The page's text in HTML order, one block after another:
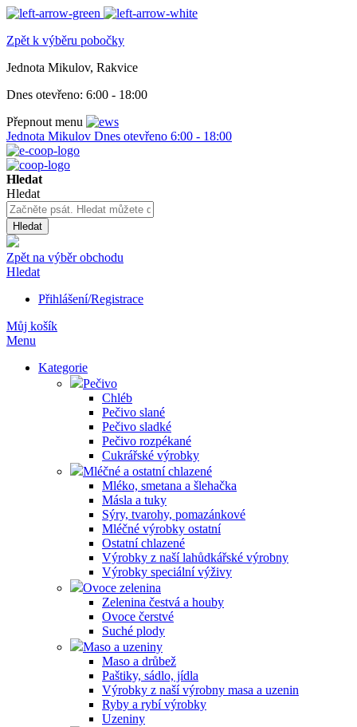
Zpět k výběru pobočky
Jednota Mikulov, Rakvice
Dnes otevřeno: 6:00 - 18:00
Přepnout menu
Jednota Mikulov Dnes otevřeno 6:00 - 18:00
Hledat
Hledat
Hledat
Zpět na výběr obchodu
Hledat
Přihlášení/Registrace
Můj košík
Menu
Kategorie
Pečivo
Chléb
Pečivo slané
Pečivo sladké
Pečivo rozpékané
Cukrářské výrobky
Mléčné a ostatní chlazené
Mléko, smetana a šlehačka
Másla a tuky
Sýry, tvarohy, pomazánkové
Mléčné výrobky ostatní
Ostatní chlazené
Výrobky z naší lahůdkářské výrobny
Výrobky speciální výživy
Ovoce zelenina
Zelenina čestvá a houby
Ovoce čerstvé
Suché plody
Maso a uzeniny
Maso a drůbež
Paštiky, sádlo, jídla
Výrobky z naší výrobny masa a uzenin
Ryby a rybí výrobky
Uzeniny